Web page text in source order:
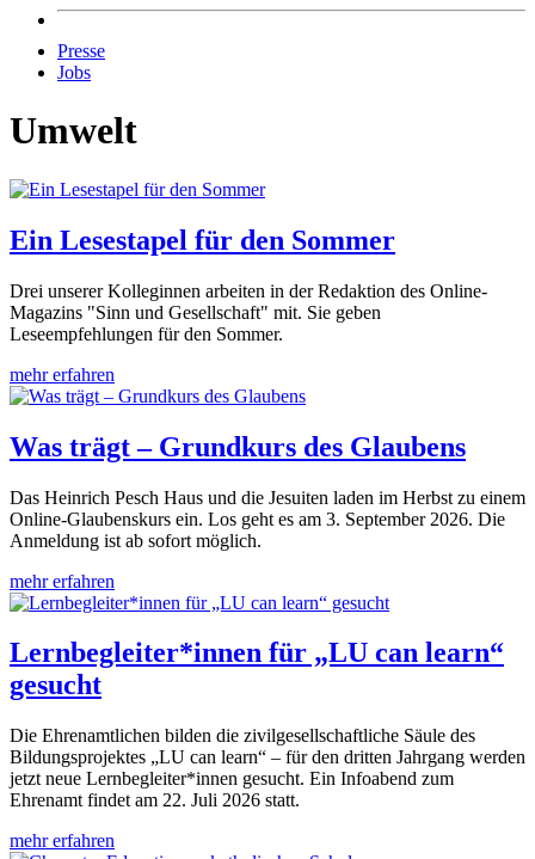
Presse
Jobs
Umwelt
Ein Lesestapel für den Sommer
Drei unserer Kolleginnen arbeiten in der Redaktion des Online-
Magazins "Sinn und Gesellschaft" mit. Sie geben
Leseempfehlungen für den Sommer.
mehr erfahren
Was trägt – Grundkurs des Glaubens
Das Heinrich Pesch Haus und die Jesuiten laden im Herbst zu einem
Online-Glaubenskurs ein. Los geht es am 3. September 2026. Die
Anmeldung ist ab sofort möglich.
mehr erfahren
Lernbegleiter*innen für „LU can learn“
gesucht
Die Ehrenamtlichen bilden die zivilgesellschaftliche Säule des
Bildungsprojektes „LU can learn“ – für den dritten Jahrgang werden
jetzt neue Lernbegleiter*innen gesucht. Ein Infoabend zum
Ehrenamt findet am 22. Juli 2026 statt.
mehr erfahren